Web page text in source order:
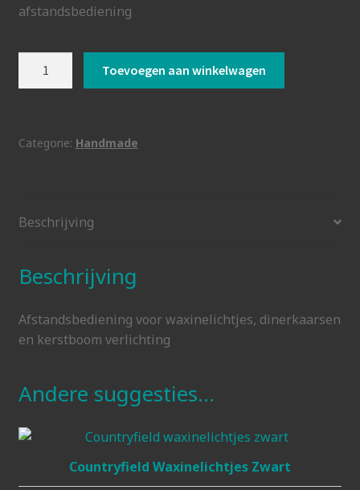
afstandsbediening
aantal
Toevoegen aan winkelwagen
Categorie: Handmade
Beschrijving
Beschrijving
Afstandsbediening voor waxinelichtjes, dinerkaarsen
en kerstboom verlichting
Andere suggesties…
Countryfield Waxinelichtjes Zwart